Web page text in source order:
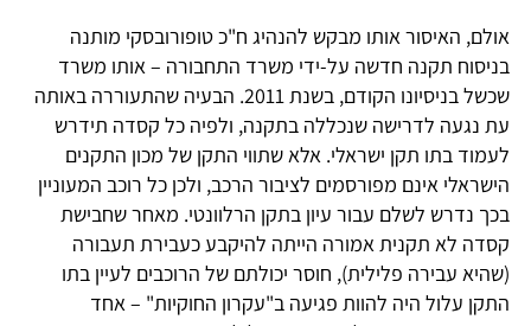
אולם, האיסור אותו מבקש להנהיג ח"כ טופורובסקי מותנה
בניסוח תקנה חדשה על-ידי משרד התחבורה – אותו משרד
שכשל בניסיונו הקודם, בשנת 2011. הבעיה שהתעוררה באותה
עת נגעה לדרישה שנכללה בתקנה, ולפיה כל קסדה תידרש
לעמוד בתו תקן ישראלי. אלא שתווי התקן של מכון התקנים
הישראלי אינם מפורסמים לציבור הרכב, ולכן כל רוכב המעוניין
בכך נדרש לשלם עבור עיון בתקן הרלוונטי. מאחר שחבישת
קסדה לא תקנית אמורה הייתה להיקבע כעבירת תעבורה
(שהיא עבירה פלילית), חוסר יכולתם של הרוכבים לעיין בתו
התקן עלול היה להוות פגיעה ב"עקרון החוקיות" – אחד